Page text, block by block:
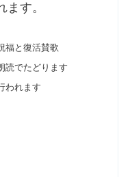
す。
福と復活賛歌
読でたどります
われます